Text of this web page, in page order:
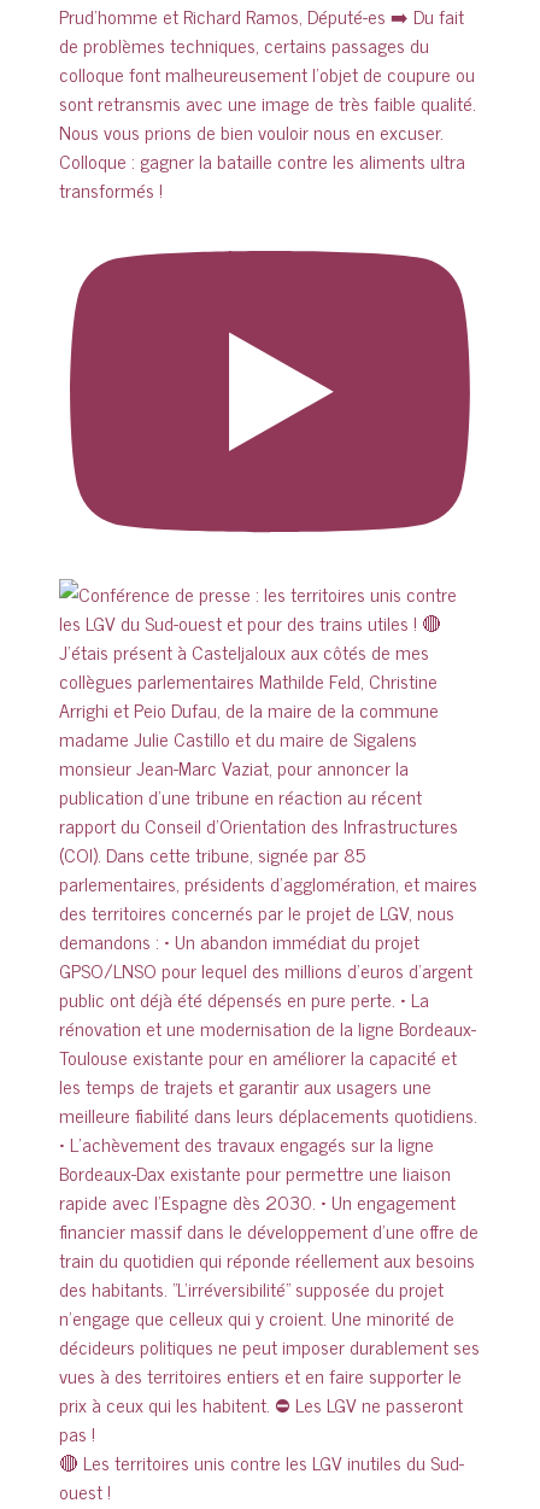
Colloque : gagner la bataille contre les aliments ultra
transformés !
🔴 Les territoires unis contre les LGV inutiles du Sud-
ouest !